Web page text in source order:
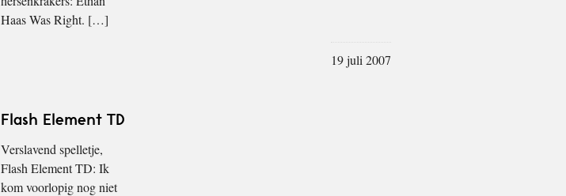
Haas Was Right. […]
19 juli 2007
Flash Element TD
Verslavend spelletje,
Flash Element TD: Ik
kom voorlopig nog niet